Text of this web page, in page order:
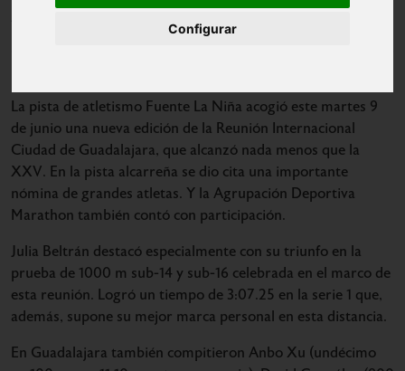
Configurar
La pista de atletismo Fuente La Niña acogió este martes 9
de junio una nueva edición de la Reunión Internacional
Ciudad de Guadalajara, que alcanzó nada menos que la
XXV. En la pista alcarreña se dio cita una importante
nómina de grandes atletas. Y la Agrupación Deportiva
Marathon también contó con participación.
Julia Beltrán destacó especialmente con su triunfo en la
prueba de 1000 m sub-14 y sub-16 celebrada en el marco de
esta reunión. Logró un tiempo de 3:07.25 en la serie 1 que,
además, supone su mejor marca personal en esta distancia.
En Guadalajara también compitieron Anbo Xu (undécimo